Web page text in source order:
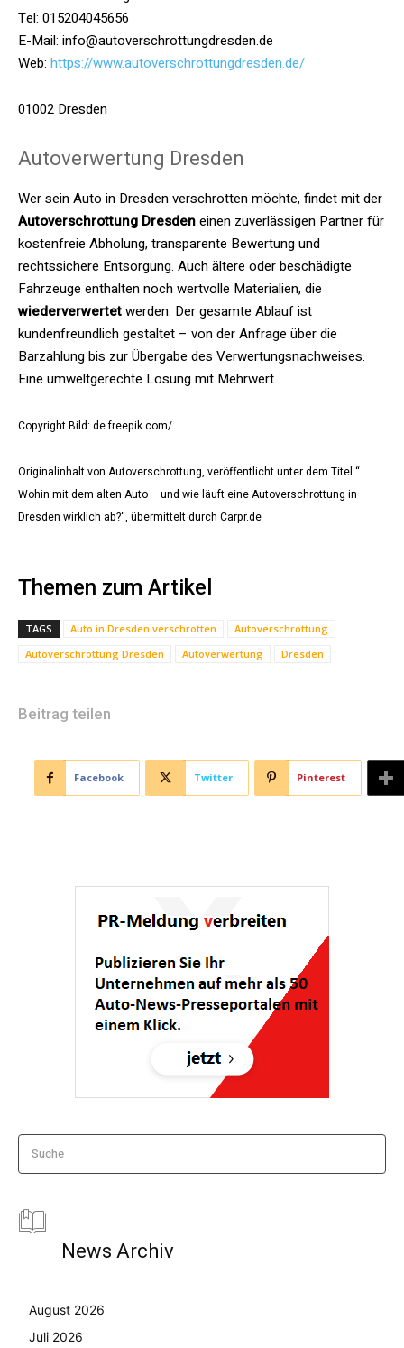
Tel: 015204045656
E-Mail: info@autoverschrottungdresden.de
Web: https://www.autoverschrottungdresden.de/
01002 Dresden
Autoverwertung Dresden
Wer sein Auto in Dresden verschrotten möchte, findet mit der
Autoverschrottung Dresdeneinen zuverlässigen Partner für
kostenfreie Abholung, transparente Bewertung und
rechtssichere Entsorgung. Auch ältere oder beschädigte
Fahrzeuge enthalten noch wertvolle Materialien, die
wiederverwertetwerden. Der gesamte Ablauf ist
kundenfreundlich gestaltet – von der Anfrage über die
Barzahlung bis zur Übergabe des Verwertungsnachweises.
Eine umweltgerechte Lösung mit Mehrwert.
Copyright Bild: de.freepik.com/
Originalinhalt von Autoverschrottung, veröffentlicht unter dem Titel “
Wohin mit dem alten Auto – und wie läuft eine Autoverschrottung in
Dresden wirklich ab?“, übermittelt durch Carpr.de
Themen zum Artikel
TAGS Auto in Dresden verschrotten
Autoverschrottung
Autoverschrottung Dresden
Autoverwertung Dresden
Beitrag teilen
Facebook Twitter Pinterest
Suche
News Archiv
August 2026
Juli 2026